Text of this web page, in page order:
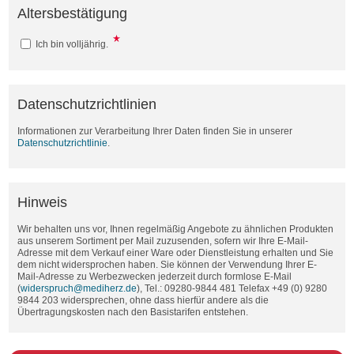
Altersbestätigung
Ich bin volljährig.
Datenschutzrichtlinien
Informationen zur Verarbeitung Ihrer Daten finden Sie in unserer
Datenschutzrichtlinie
Hinweis
Wir behalten uns vor, Ihnen regelmäßig Angebote zu ähnlichen Produkten
aus unserem Sortiment per Mail zuzusenden, sofern wir Ihre E-Mail-
Adresse mit dem Verkauf einer Ware oder Dienstleistung erhalten und Sie
dem nicht widersprochen haben. Sie können der Verwendung Ihrer E-
Mail-Adresse zu Werbezwecken jederzeit durch formlose E-Mail
(widerspruch@mediherz.de), Tel.: 09280-9844 481 Telefax +49 (0) 9280
9844 203 widersprechen, ohne dass hierfür andere als die
Übertragungskosten nach den Basistarifen entstehen.